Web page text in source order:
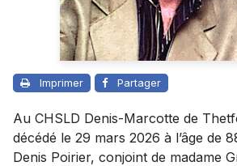
Imprimer Partager
Au CHSLD Denis-Marcotte de
décédé le 29 mars 2026 à l’âge de
Denis Poirier, conjoint de madame